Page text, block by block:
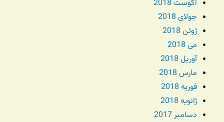
آگوست 2018
جولای 2018
ژوئن 2018
می 2018
آوریل 2018
مارس 2018
فوریه 2018
ژانویه 2018
دسامبر 2017